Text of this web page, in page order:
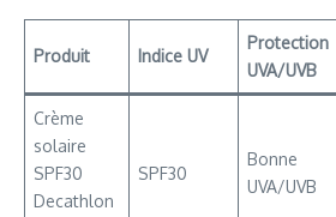
Produit Indice UV
Protection
UVA/UVB
Crème
solaire
SPF30
Decathlon
SPF30
Bonne
UVA/UVB